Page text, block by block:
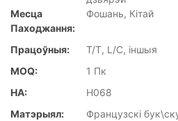
Месца
Паходжання:
Фошань, Кітай
Працоўныя:
T/T, L/C, іншыя
MOQ:
1 Пк
НА:
H068
Матэрыял:
Французскі